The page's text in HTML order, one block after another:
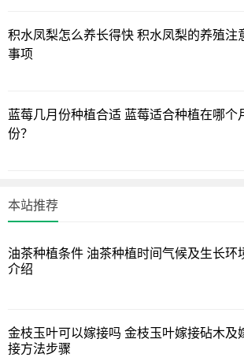
积水凤梨怎么养长得快 积水凤梨的养殖注
事项
蓝莓几月份种植合适 蓝莓适合种植在哪个
份？
本站推荐
油茶种植条件 油茶种植时间气候及生长环
介绍
金枝玉叶可以嫁接吗 金枝玉叶嫁接砧木及
接方法步骤